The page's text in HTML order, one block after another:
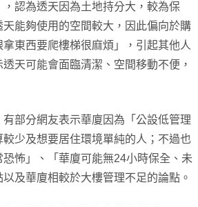
認為透天因為土地持分大，較為保
能夠使用的空間較大，因此偏向於購
東西要爬樓梯很麻煩」，引起其他人
天可能會面臨清潔、空間移動不便，
部分網友表示華廈因為「公設低管理
少及想要居住環境單純的人；不過也
怖」、「華廈可能無24小時保全、未
及華廈相較於大樓管理不足的論點。